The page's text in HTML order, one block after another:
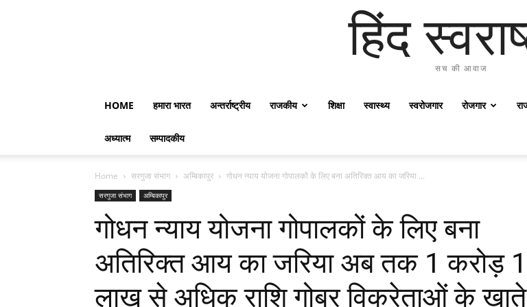
हिंद
सच की आवाज
HOME हमारा भारत अन्तर्राष्ट्रीय राजकीय शिक्षा स्वास्थ्य स्वरोजगार रोजगार
अध्यात्म सम्पादकीय
Home सरगुजा संभाग अम्बिकापुर गोधन न्याय योजना गोपालकों के लिए बना अतिरिक्त आय का जरिया ...
सरगुजा संभाग अम्बिकापुर
गोधन न्याय योजना गोपालकों के लिए बना
अतिरिक्त आय का जरिया अब तक 1 करोड़
लाख से अधिक राशि गोबर विक्रेताओं के